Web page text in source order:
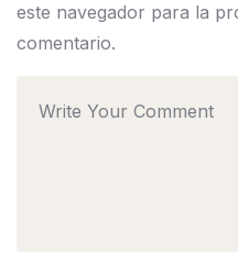
este navegador para la
comentario.